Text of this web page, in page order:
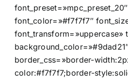
font_preset=»mpc_preset_20″
font_color=»#f7f7f7″
font_transform=»uppercase»
border_css=»border-
color:#f7f7f7;border-